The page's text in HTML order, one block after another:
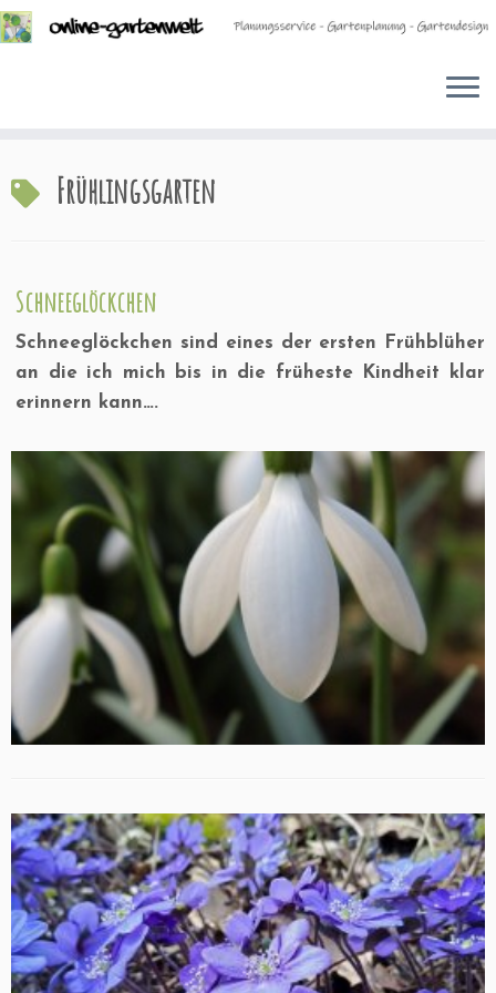
Inhalt
springen
Frühlingsgarten
Schneeglöckchen
Schneeglöckchen sind eines der ersten Frühblüher
an die ich mich bis in die früheste Kindheit klar
erinnern kann….